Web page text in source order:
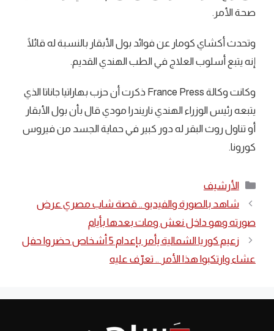
صحة الأمر.
وتحدث أكشاي كومار عن فوائد بول الأبقار بالنسبة له قائلًا
إنه يتبع أسلوب العلاج في الطب الهندي القديم.
وكانت وكالة France Press ذكرت أن حزب بهاراتيا جاناتا الذي
يتبعه رئيس الوزراء الهندي ناريندرا مودي قال بأن بول الأبقار
أو تناول روث البقر له دور كبير في حماية الجسد من فيروس
كورونا.
التصنيفات
الأرشيف
شاهد بالصورة والفيديو .. قصة شاب مصري عرض
صورته وهو داخل نعش ومات بعدها بأيام
زعيم كوريا الشمالية يأمر بإعدام 5 أشخاص حضروا حفل
عشاء وارتكبوا هذا الأمر .. تعرّف عليه